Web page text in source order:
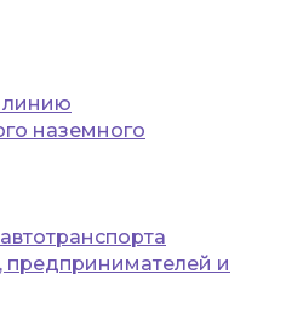
линию
наземного
предпринимателей и